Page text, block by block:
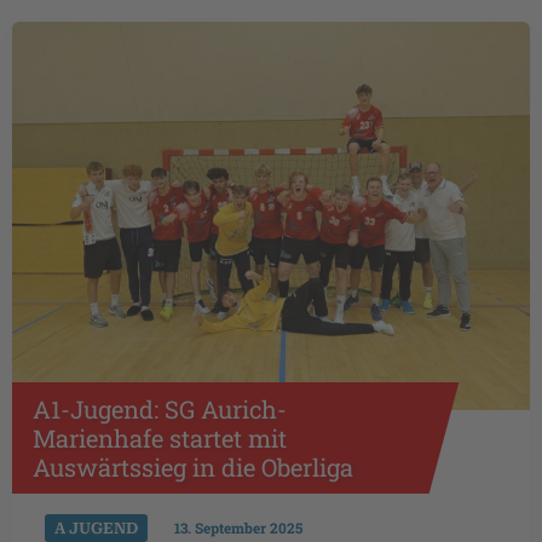
A1-Jugend: SG Aurich-
Marienhafe startet mit
Auswärtssieg in die Oberliga
A JUGEND 13. September 2025